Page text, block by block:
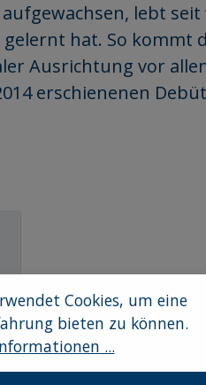
lebt
hat. So kommt
Ausrichtung vor
erschienenen
Cookies, um eine
bieten zu können.
...